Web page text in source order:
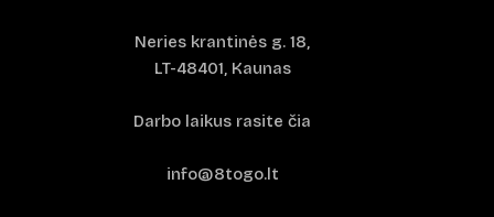
Neries krantinės g. 18,
LT-48401, Kaunas
Darbo laikus rasite čia
info@8togo.lt